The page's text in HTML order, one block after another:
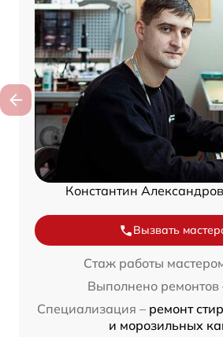
Константин
Вызвать
Стаж работы
Выполнено ремонтов
Специализация – ремонт
и морозильных